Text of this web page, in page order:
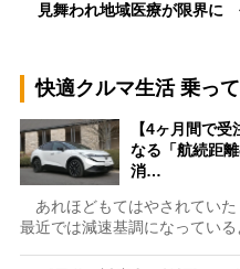
見舞われ地域医療が限界
快適クルマ生活 乗っ
【4ヶ月間で
なる「航続距
消…
あれほどもてはやされていた
最近では減速基調になってい